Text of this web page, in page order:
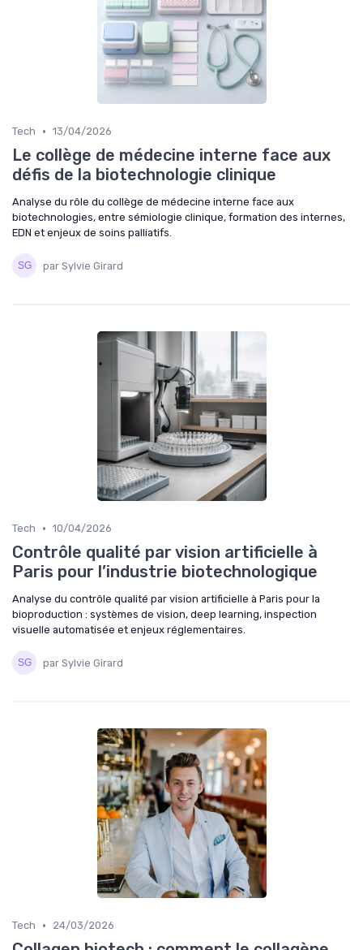
Tech • 13/04/2026
Le collège de médecine interne face aux
défis de la biotechnologie clinique
Analyse du rôle du collège de médecine interne face aux
biotechnologies, entre sémiologie clinique, formation des internes,
EDN et enjeux de soins palliatifs.
par Sylvie Girard
Tech • 10/04/2026
Contrôle qualité par vision artificielle à
Paris pour l’industrie biotechnologique
Analyse du contrôle qualité par vision artificielle à Paris pour la
bioproduction : systèmes de vision, deep learning, inspection
visuelle automatisée et enjeux réglementaires.
par Sylvie Girard
Tech • 24/03/2026